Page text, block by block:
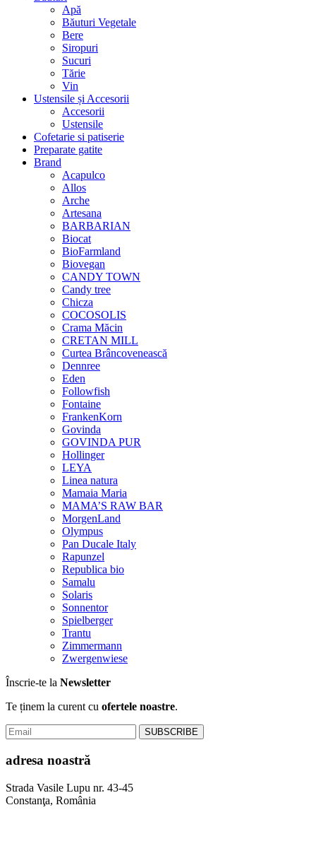
Apă
Băuturi Vegetale
Bere
Siropuri
Sucuri
Tărie
Vin
Ustensile și Accesorii
Accesorii
Ustensile
Cofetarie si patiserie
Preparate gatite
Brand
Acapulco
Allos
Arche
Artesana
BARBARIAN
Biocat
BioFarmland
Biovegan
CANDY TOWN
Candy tree
Chicza
COCOSOLIS
Crama Măcin
CRETAN MILL
Curtea Brâncovenească
Dennree
Eden
Followfish
Fontaine
FrankenKorn
Govinda
GOVINDA PUR
Hollinger
LEYA
Linea natura
Mamaia Maria
MAMA’S RAW BAR
MorgenLand
Olympus
Pan Ducale Italy
Rapunzel
Republica bio
Samalu
Solaris
Sonnentor
Spielberger
Trantu
Zimmermann
Zwergenwiese
Înscrie-te la Newsletter
Te ținem la curent cu ofertele noastre.
adresa noastră
Strada Vasile Lupu nr. 43-45
Constanţa, România